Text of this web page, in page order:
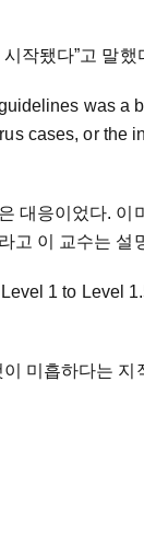
작됐다”고 말했
was a
cases, or the
대응이었다. 이
고 이 교수는 설
1 to Level
미흡하다는 지